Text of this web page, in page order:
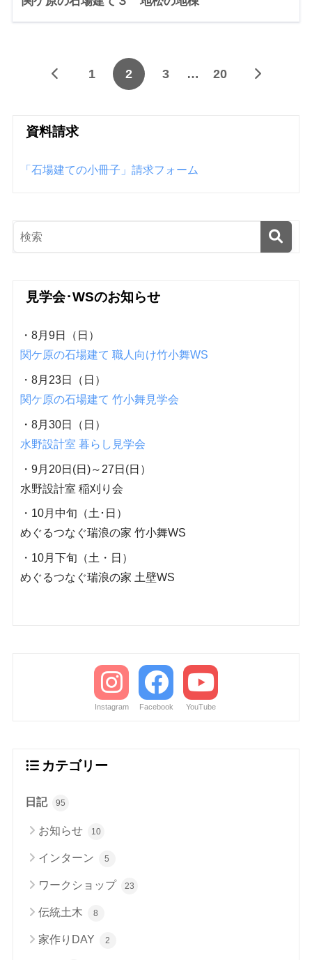
1 2 3 … 20
資料請求
「石場建ての小冊子」請求フォーム
見学会･WSのお知らせ
・8月9日（日）
関ケ原の石場建て 職人向け竹小舞WS
・8月23日（日）
関ケ原の石場建て 竹小舞見学会
・8月30日（日）
水野設計室 暮らし見学会
・9月20日(日)～27日(日）
水野設計室 稲刈り会
・10月中旬（土･日）
めぐるつなぐ瑞浪の家 竹小舞WS
・10月下旬（土・日）
めぐるつなぐ瑞浪の家 土壁WS
Instagram Facebook YouTube
カテゴリー
日記 95
お知らせ 10
インターン 5
ワークショップ 23
伝統土木 8
家作りDAY 2